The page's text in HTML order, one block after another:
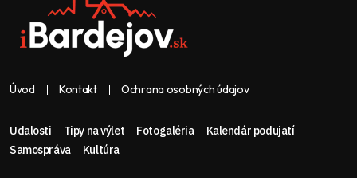
Úvod Kontakt Ochrana osobných údajov
Udalosti Tipy na výlet Fotogaléria
Kalendár podujatí
Samospráva
Kultúra